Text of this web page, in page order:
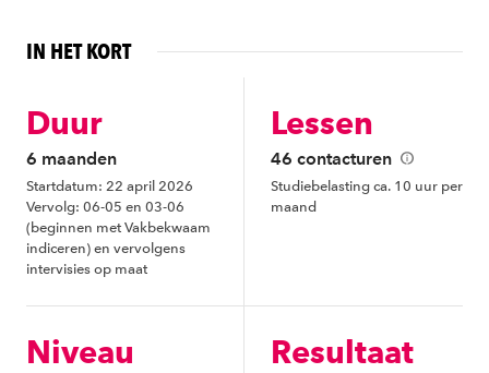
IN HET KORT
Duur
6 maanden
Startdatum: 22 april 2026
Vervolg: 06-05 en 03-06
(beginnen met Vakbekwaam
indiceren) en vervolgens
intervisies op maat
Lessen
46 contacturen
Studiebelasting ca. 10 uur per
maand
Niveau Resultaat